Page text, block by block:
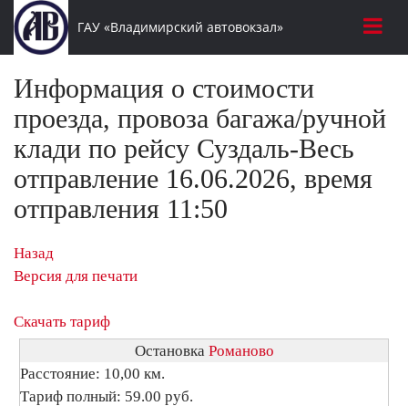
ГАУ «Владимирский автовокзал»
Информация о стоимости
проезда, провоза багажа/ручной
клади по рейсу Суздаль-Весь
отправление 16.06.2026, время
отправления 11:50
Назад
Версия для печати
Скачать тариф
Остановка Романово
Расстояние: 10,00 км.
Тариф полный: 59.00 руб.